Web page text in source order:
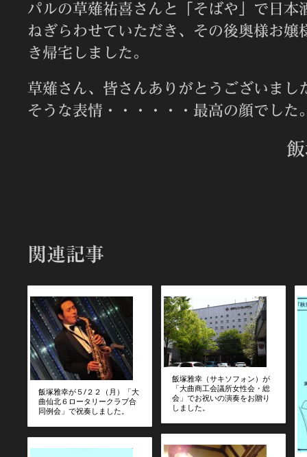
パルの草薙祐喜さんと「そばや」で日本
ねぎらわせていただき、その後奥様お嬢
き帰宅しました。
草薙さん、皆さんありがとうございまし
そうな表情・・・・・・最高の顔でした
飯塚 雅幸・
関連記事
飯塚雅幸が５/２２（月）「大
曲仙北６ロータリークラブ合
同例会」で祝奏しました。
飯塚雅幸（サキソフォン）が
「大曲商工会議所女性会・総
会」でお祝いの演奏をお贈り
しました。